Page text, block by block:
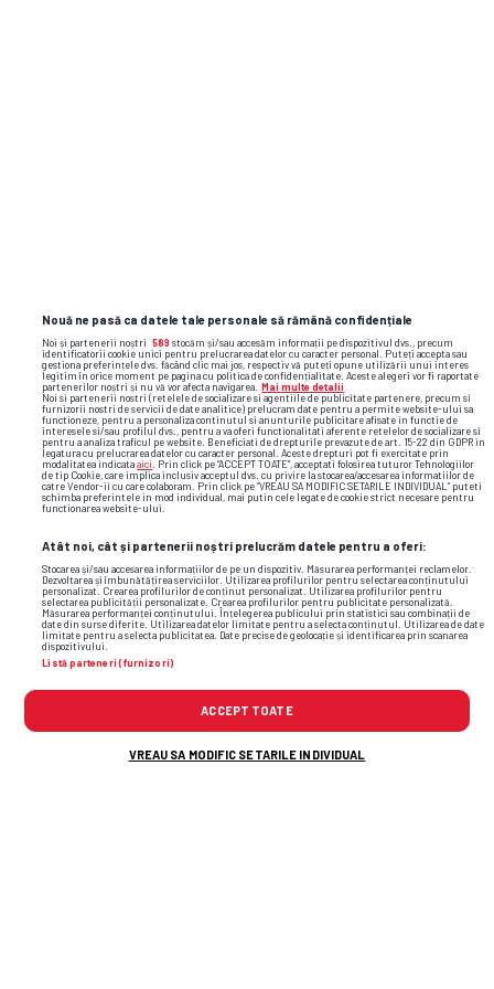
Nouă ne pasă ca datele tale personale să rămână confidențiale
Noi și partenerii noștri 589 stocăm și/sau accesăm informații pe dispozitivul dvs., precum
identificatorii cookie unici pentru prelucrarea datelor cu caracter personal. Puteți accepta sau
gestiona preferințele dvs. făcând clic mai jos, respectiv vă puteți opune utilizării unui interes
legitim în orice moment pe pagina cu politica de confidențialitate. Aceste alegeri vor fi raportate
partenerilor noștri și nu vă vor afecta navigarea. Mai multe detalii
Noi si partenerii nostri (retelele de socializare si agentiile de publicitate partenere, precum si
furnizorii nostri de servicii de date analitice) prelucram date pentru a permite website-ului sa
functioneze, pentru a personaliza continutul si anunturile publicitare afisate in functie de
interesele si/sau profilul dvs., pentru a va oferi functionalitati aferente retelelor de socializare si
pentru a analiza traficul pe website. Beneficiati de drepturile prevazute de art. 15-22 din GDPR in
legatura cu prelucrarea datelor cu caracter personal. Aceste drepturi pot fi exercitate prin
modalitatea indicataaici
. Prin click pe “ACCEPT TOATE”, acceptati folosirea tuturor Tehnologiilor
de tip Cookie, care implica inclusiv acceptul dvs. cu privire la stocarea/accesarea informatiilor de
catre Vendor-ii cu care colaboram. Prin click pe “VREAU SA MODIFIC SETARILE INDIVIDUAL” puteti
schimba preferintele in mod individual, mai putin cele legate de cookie strict necesare pentru
functionarea website-ului.
Atât noi, cât și partenerii noștri prelucrăm datele pentru a oferi:
Stocarea și/sau accesarea informațiilor de pe un dispozitiv. Măsurarea performanței reclamelor.
Dezvoltarea și îmbunătățirea serviciilor. Utilizarea profilurilor pentru selectarea conținutului
personalizat. Crearea profilurilor de conținut personalizat. Utilizarea profilurilor pentru
selectarea publicității personalizate. Crearea profilurilor pentru publicitate personalizată.
Măsurarea performanței conținutului. Înțelegerea publicului prin statistici sau combinații de
date din surse diferite. Utilizarea datelor limitate pentru a selecta conținutul. Utilizarea de date
limitate pentru a selecta publicitatea. Date precise de geolocație și identificarea prin scanarea
dispozitivului.
Listă parteneri (furnizori)
ACCEPT TOATE
VREAU SA MODIFIC SETARILE INDIVIDUAL